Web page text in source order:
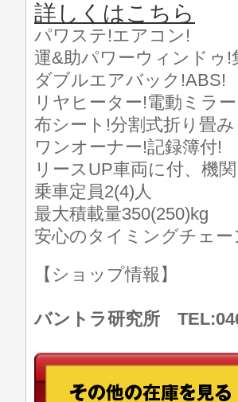
詳しくはこちら
パワステ!エアコン!
運&助パワーウィンドゥ
ダブルエアバック!ABS!
リヤヒーター!電動ミラ
布シート!分割式折り畳
ワンオーナー!記録簿付!
リースUP車両に付、機
乗車定員2(4)人
最大積載量350(250)kg
安心のタイミングチェー
【ショップ情報】
バントラ研究所